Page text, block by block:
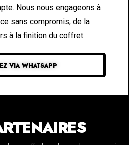
Nous nous engageons à
sans compromis, de la
à la finition du coffret.
VIA WHATSAPP